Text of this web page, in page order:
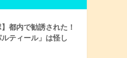
】都内で勧誘された！
ティール」は怪し